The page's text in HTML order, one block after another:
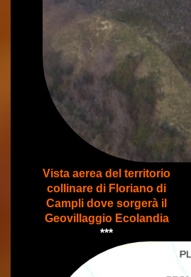
Vista aerea del territorio
collinare di Floriano di
Campli dove sorgerà il
Geovillaggio Ecolandia
***